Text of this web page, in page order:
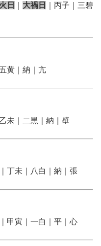
日 大禍日
｜丙子｜三碧
黄｜納｜亢
乙未｜二黒｜納｜壁
｜丁未｜八白｜納｜張
｜甲寅｜一白｜平｜心